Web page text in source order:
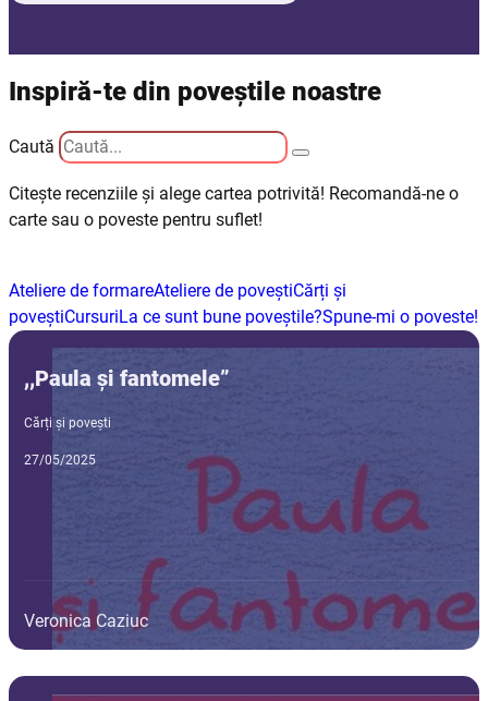
Inspiră-te din poveștile noastre
Caută
Citește recenziile și alege cartea potrivită! Recomandă-ne o
carte sau o poveste pentru suflet!
Ateliere de formareAteliere de poveștiCărți și
poveștiCursuriLa ce sunt bune poveștile?Spune-mi o poveste!
,,Paula și fantomele”
Cărți și povești
27/05/2025
Veronica Caziuc